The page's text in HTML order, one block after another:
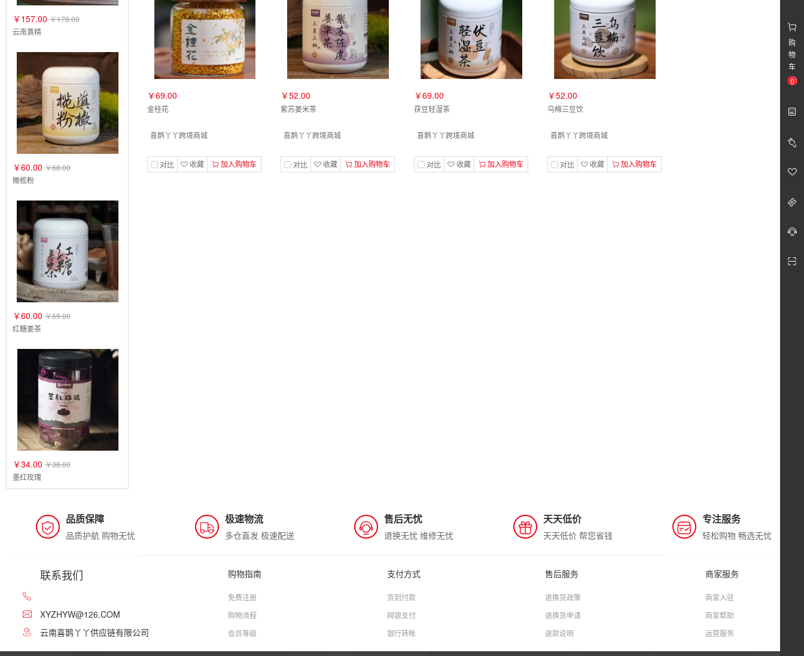
购
物
车
0
￥157.00 ￥178.00
云南黄精
￥60.00 ￥68.00
橄榄粉
￥60.00 ￥69.00
红糖姜茶
￥34.00 ￥38.00
墨红玫瑰
￥69.00
金桂花
喜鹊丫丫跨境商城
对比 收藏 加入购物车
￥52.00
紫苏姜米茶
喜鹊丫丫跨境商城
对比 收藏 加入购物车
￥69.00
茯豆轻湿茶
喜鹊丫丫跨境商城
对比 收藏 加入购物车
￥52.00
乌梅三豆饮
喜鹊丫丫跨境商城
对比 收藏 加入购物车
品质保障
品质护航 购物无忧
极速物流
多仓直发 极速配送
售后无忧
退换无忧 维修无忧
天天低价
天天低价 帮您省钱
专注服务
轻松购物 畅选无忧
联系我们
XYZHYW@126.COM
云南喜鹊丫丫供应链有限公司
购物指南
免费注册
购物流程
会员等级
支付方式
货到付款
网银支付
银行转帐
售后服务
退换货政策
退换货申请
退款说明
商家服务
商家入驻
商家帮助
运营服务